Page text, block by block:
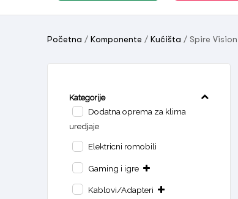
Početna / Komponente / Kućišta / Spire
Kategorije
Dodatna oprema za klima
uredjaje
Elektricni romobili
Gaming i igre
Kablovi/Adapteri